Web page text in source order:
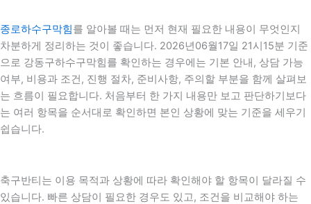
종로하수구막힘를 알아볼 때는 먼저 현재 필요한 내용이 무엇인지
차분하게 정리하는 것이 좋습니다. 2026년06월17일 21시15분 기준
으로 강동구하수구막힘를 확인하는 경우에는 기본 안내, 상담 가능
여부, 비용과 조건, 진행 절차, 준비사항, 주의할 부분을 함께 살펴보
는 흐름이 필요합니다. 처음부터 한 가지 내용만 보고 판단하기보다
는 여러 항목을 순서대로 확인하면 본인 상황에 맞는 기준을 세우기
쉽습니다.
축구반티는 이용 목적과 상황에 따라 확인해야 할 항목이 달라질 수
있습니다. 빠른 상담이 필요한 경우도 있고, 조건을 비교해야 하는